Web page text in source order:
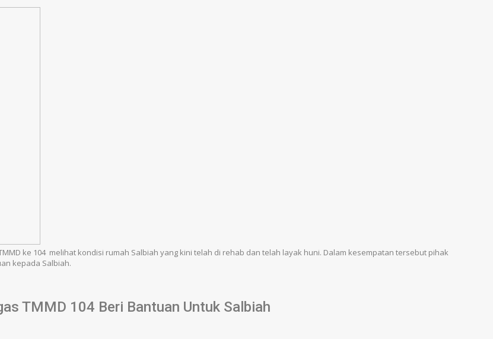
ke 104 melihat kondisi rumah Salbiah yang kini telah di rehab dan telah layak huni. Dalam kesempatan tersebut pihak
kepada Salbiah.
TMMD 104 Beri Bantuan Untuk Salbiah